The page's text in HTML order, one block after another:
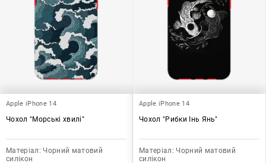
Apple iPhone 14
Чохол "Морські хвилі"
Матеріал: Чорний матовий
силікон
Apple iPhone 14
Чохол "Рибки Інь Янь"
Матеріал: Чорний матовий
силікон